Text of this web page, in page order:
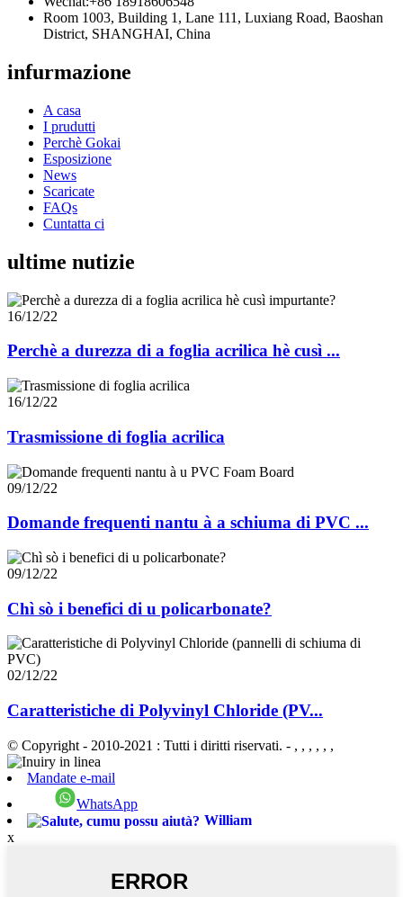
Room 1003, Building 1, Lane 111, Luxiang Road, Baoshan
District, SHANGHAI, China
infurmazione
A casa
I prudutti
Perchè Gokai
Esposizione
News
Scaricate
FAQs
Cuntatta ci
ultime nutizie
16/12/22
Perchè a durezza di a foglia acrilica hè cusì ...
16/12/22
Trasmissione di foglia acrilica
09/12/22
Domande frequenti nantu à a schiuma di PVC ...
09/12/22
Chì sò i benefici di u policarbonate?
02/12/22
Caratteristiche di Polyvinyl Chloride (PV...
© Copyright - 2010-2021 : Tutti i diritti riservati. - , , , , , ,
Mandate e-mail
WhatsApp
William
x